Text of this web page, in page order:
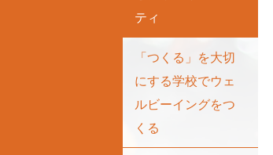
ティ
「つくる」を大切
にする学校でウェ
ルビーイングをつ
くる